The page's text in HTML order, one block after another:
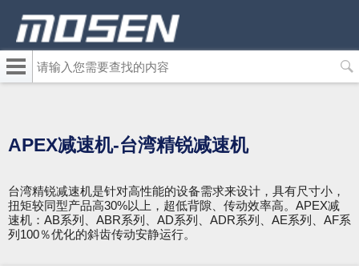
navigation
输
入
查
内
容
Back
toAPEX减速机-台湾精锐减速机
台湾精锐减速机是针对高性能的设备需求来设计，具有尺寸小，
扭矩较同型产品高30%以上，超低背隙、传动效率高。APEX减
速机：AB系列、ABR系列、AD系列、ADR系列、AE系列、AF系
列100％优化的斜齿传动安静运行。